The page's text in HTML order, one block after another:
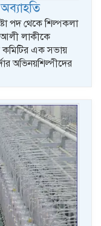
পদ থেকে শিল্পকলা
আলী লাকীকে
কমিটির এক সভায়
অভিনয়শিল্পীদের